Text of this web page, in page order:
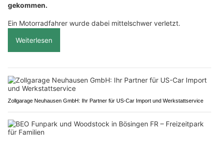
gekommen.
Ein Motorradfahrer wurde dabei mittelschwer verletzt.
Weiterlesen
Zollgarage Neuhausen GmbH: Ihr Partner für US-Car Import und Werkstattservice